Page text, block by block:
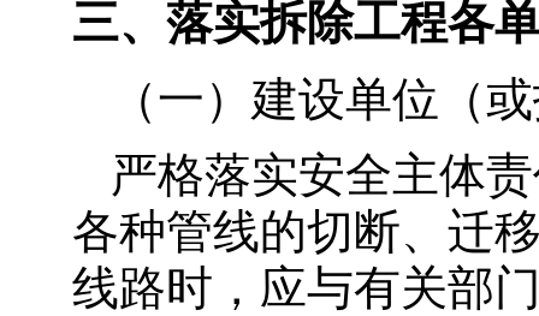
三、落实拆除工程各
（一）建设单位（
严格落实安全主体
各种管线的切断、迁
线路时，应与有关部